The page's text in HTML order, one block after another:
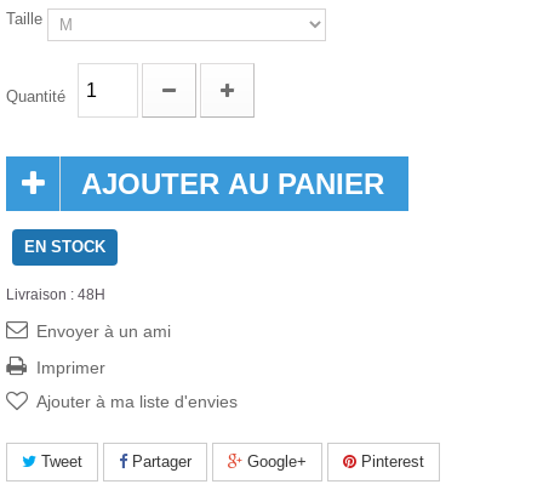
Taille
Quantité
AJOUTER AU PANIER
EN STOCK
Livraison : 48H
Envoyer à un ami
Imprimer
Ajouter à ma liste d'envies
Tweet Partager Google+ Pinterest